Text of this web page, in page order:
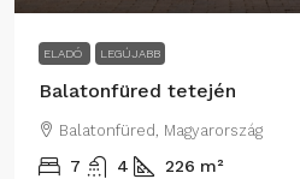
ELADÓ LEGÚJABB
Balatonfüred tetején
Balatonfüred, Magyarország
7 4 226 m²